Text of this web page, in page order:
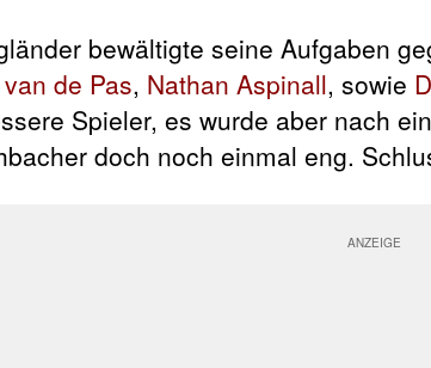
bewältigte seine Aufgaben
de Pas, Nathan Aspinall, sowie
Spieler, es wurde aber nach
doch noch einmal eng.